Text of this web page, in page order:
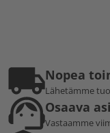
Nopea
Lähetämme
Osaava
Vastaamme